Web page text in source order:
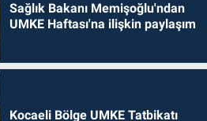
Sağlık Bakanı Memişoğlu'ndan
UMKE Haftası'na ilişkin paylaşım
Kocaeli Bölge UMKE Tatbikatı